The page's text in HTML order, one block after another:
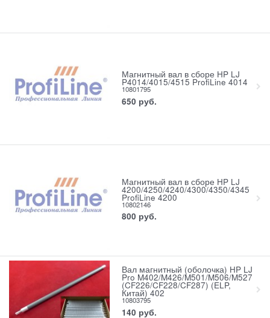
Магнитный вал в сборе HP LJ
P4014/4015/4515 ProfiLine 4014
10801795
650 руб.
Магнитный вал в сборе HP LJ
4200/4250/4240/4300/4350/4345
ProfiLine 4200
10802146
800 руб.
Вал магнитный (оболочка) HP LJ
Pro M402/M426/M501/M506/M527
(CF226/CF228/CF287) (ELP,
Китай) 402
10803795
140 руб.